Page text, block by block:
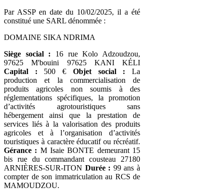
Par ASSP en date du 10/02/2025, il a été
constitué une SARL dénommée :
DOMAINE SIKA NDRIMA
Siège social : 16 rue Kolo Adzoudzou,
97625 M'bouini 97625 KANI KÉLI
Capital : 500 € Objet social : La
production et la commercialisation de
produits agricoles non soumis à des
réglementations spécifiques, la promotion
d’activités agrotouristiques sans
hébergement ainsi que la prestation de
services liés à la valorisation des produits
agricoles et à l’organisation d’activités
touristiques à caractère éducatif ou récréatif.
Gérance : M Isaie BONTE demeurant 15
bis rue du commandant cousteau 27180
ARNIÈRES-SUR-ITON Durée : 99 ans à
compter de son immatriculation au RCS de
MAMOUDZOU.